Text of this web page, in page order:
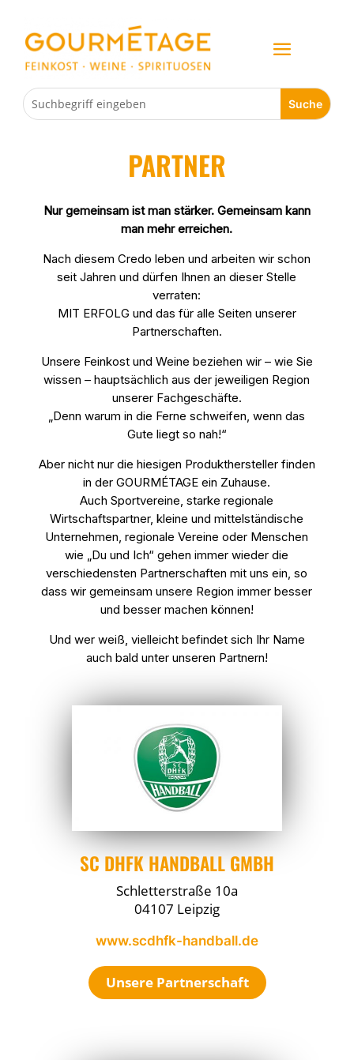
PARTNER
Nur gemeinsam ist man stärker. Gemeinsam kann
man mehr erreichen.
Nach diesem Credo leben und arbeiten wir schon
seit Jahren und dürfen Ihnen an dieser Stelle
verraten:
MIT ERFOLG und das für alle Seiten unserer
Partnerschaften.
Unsere Feinkost und Weine beziehen wir – wie Sie
wissen – hauptsächlich aus der jeweiligen Region
unserer Fachgeschäfte.
„Denn warum in die Ferne schweifen, wenn das
Gute liegt so nah!“
Aber nicht nur die hiesigen Produkthersteller finden
in der GOURMÉTAGE ein Zuhause.
Auch Sportvereine, starke regionale
Wirtschaftspartner, kleine und mittelständische
Unternehmen, regionale Vereine oder Menschen
wie „Du und Ich“ gehen immer wieder die
verschiedensten Partnerschaften mit uns ein, so
dass wir gemeinsam unsere Region immer besser
und besser machen können!
Und wer weiß, vielleicht befindet sich Ihr Name
auch bald unter unseren Partnern!
SC DHFK HANDBALL GMBH
Schletterstraße 10a
04107 Leipzig
www.scdhfk-handball.de
Unsere Partnerschaft